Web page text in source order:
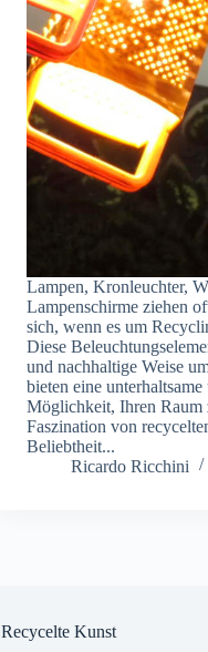
Lampen, Kronleuchter,
Lampenschirme ziehen
sich, wenn es um
Diese
und nachhaltige Weise
bieten eine
Möglichkeit, Ihren Raum
Faszination von
Beliebtheit...
Ricardo Ricchini
Recycelte Kunst